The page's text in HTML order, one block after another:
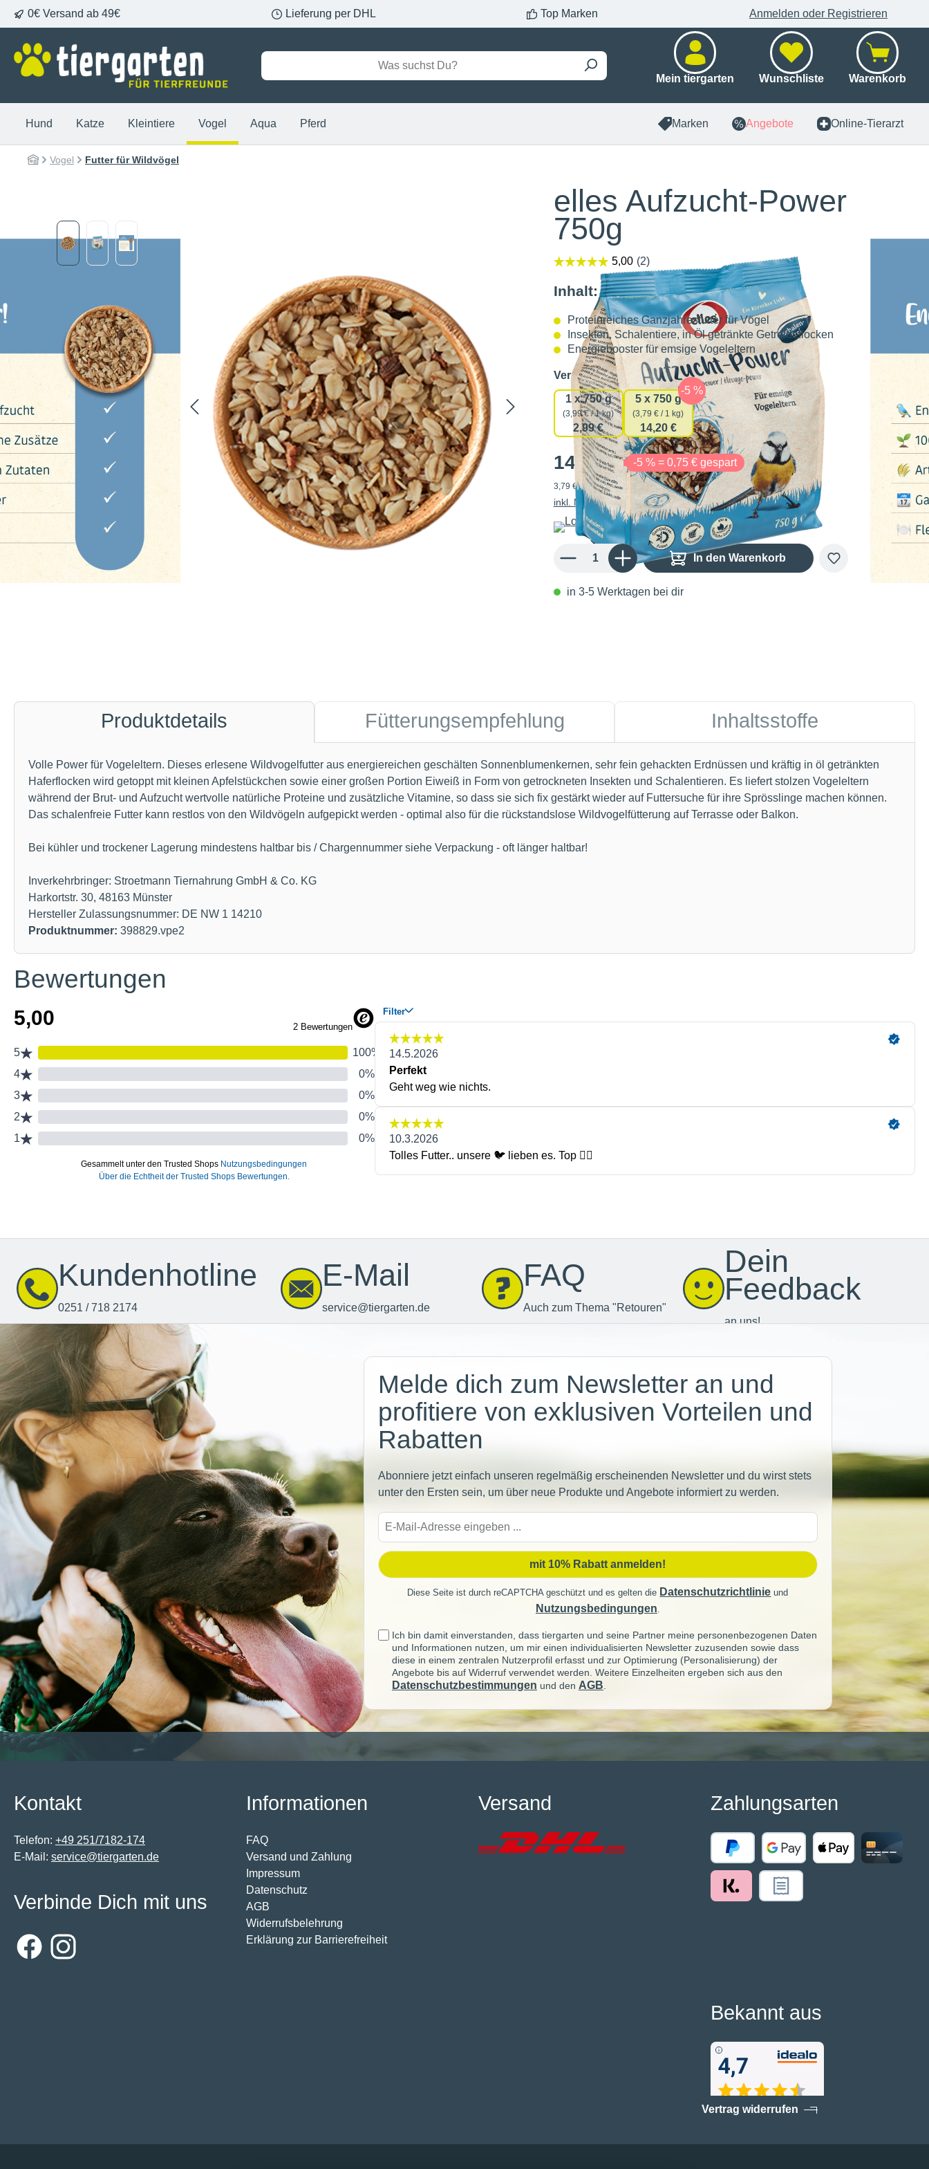
Zur Hauptnavigation springen
0€ Versand ab 49€ Lieferung per DHL Top Marken Anmelden oder Registrieren
Mein tiergarten Wunschliste Warenkorb
Hund Katze Kleintiere Vogel Aqua Pferd Marken Angebote Online-Tierarzt
Vogel Futter für Wildvögel
elles Aufzucht-Power
750g
Inhalt: 5 x 750 g
Proteinreiches Ganzjahresfutter für Vögel
Insekten, Schalentiere, in Öl getränkte Getreideflocken
Energiebooster für emsige Vogeleltern
Verpackungsmengeauswählen
1 x 750 g
(3,99 € / 1 kg)
2,99 €
5 x 750 g
(3,79 € / 1 kg)
14,20 €
14,20 € -5 % = 0,75 € gespart
3,79 € / 1 kg
inkl. MwSt.
Produkt Anzahl: Gib den gewünschten Wert ein oder benutze die Schaltflächen um die Anzahl zu
In den Warenkorb
in 3-5 Werktagen bei dir
Produktdetails Fütterungsempfehlung Inhaltsstoffe
Volle Power für Vogeleltern. Dieses erlesene Wildvogelfutter aus energiereichen geschälten Sonnenblumenkernen, sehr fein gehackten Erdnüssen und kräftig in öl getränkten
Haferflocken wird getoppt mit kleinen Apfelstückchen sowie einer großen Portion Eiweiß in Form von getrockneten Insekten und Schalentieren. Es liefert stolzen Vogeleltern
während der Brut- und Aufzucht wertvolle natürliche Proteine und zusätzliche Vitamine, so dass sie sich fix gestärkt wieder auf Futtersuche für ihre Sprösslinge machen können.
Das schalenfreie Futter kann restlos von den Wildvögeln aufgepickt werden - optimal also für die rückstandslose Wildvogelfütterung auf Terrasse oder Balkon.
Bei kühler und trockener Lagerung mindestens haltbar bis / Chargennummer siehe Verpackung - oft länger haltbar!
Inverkehrbringer: Stroetmann Tiernahrung GmbH & Co. KG
Harkortstr. 30, 48163 Münster
Hersteller Zulassungsnummer: DE NW 1 14210
Produktnummer: 398829.vpe2
Bewertungen
Kundenhotline
0251 / 718 2174
E-Mail
service@tiergarten.de
FAQ
Auch zum Thema "Retouren"
Dein
Feedback
an uns!
Melde dich zum Newsletter an und
profitiere von exklusiven Vorteilen und
Rabatten
Abonniere jetzt einfach unseren regelmäßig erscheinenden Newsletter und du wirst stets
unter den Ersten sein, um über neue Produkte und Angebote informiert zu werden.
Adresse
mit 10% Rabatt anmelden!
Diese Seite ist durch reCAPTCHA geschützt und es gelten die Datenschutzrichtlinie und
Nutzungsbedingungen.
Ich bin damit einverstanden, dass tiergarten und seine Partner meine personenbezogenen Daten
und Informationen nutzen, um mir einen individualisierten Newsletter zuzusenden sowie dass
diese in einem zentralen Nutzerprofil erfasst und zur Optimierung (Personalisierung) der
Angebote bis auf Widerruf verwendet werden. Weitere Einzelheiten ergeben sich aus den
Datenschutzbestimmungen und den AGB
Kontakt
Telefon: +49 251/7182-174
E-Mail: service@tiergarten.de
Informationen
FAQ
Versand und Zahlung
Impressum
Datenschutz
AGB
Widerrufsbelehrung
Erklärung zur Barrierefreiheit
Versand Zahlungsarten
Verbinde Dich mit uns
FacebookInstagram
Bekannt aus
Vertrag widerrufen